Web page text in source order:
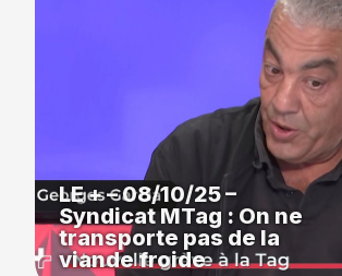
LE + – 08/10/25 –
Syndicat MTag : On ne
transporte pas de la
viande froide